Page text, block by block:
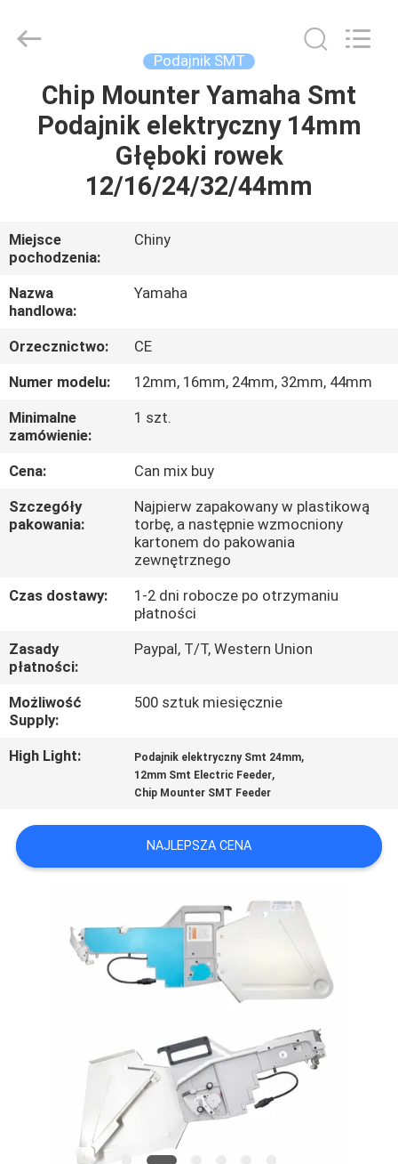
DOM
PRODUKTY
O
NAS
WYCIECZKA
FABRYCZNA
KONTROLA
JAKOŚCI
SKONTAKTUJ
Z
AKTUALNOŚCI
SHOPPING
ON
MAPA
STRONY
POLITYKA
PRYWATNOŚCI
TECHNOLOGY
LIMITED.
Podajnik SMT
Chip Mounter Yamaha Smt
Podajnik elektryczny 14mm
Głęboki rowek
12/16/24/32/44mm
Miejsce
pochodzenia:
Chiny
Nazwa
handlowa:
Yamaha
Orzecznictwo:
CE
Numer modelu:
12mm, 16mm, 24mm, 32mm, 44mm
Minimalne
zamówienie:
1 szt.
Cena:
Can mix buy
Szczegóły
pakowania:
Najpierw zapakowany w plastikową
torbę, a następnie wzmocniony
kartonem do pakowania
zewnętrznego
Czas dostawy:
1-2 dni robocze po otrzymaniu
płatności
Zasady
płatności:
Paypal, T/T, Western Union
Możliwość
Supply:
500 sztuk miesięcznie
High Light: Podajnik elektryczny Smt 24mm,
12mm Smt Electric Feeder,
Chip Mounter SMT Feeder
NAJLEPSZA CENA